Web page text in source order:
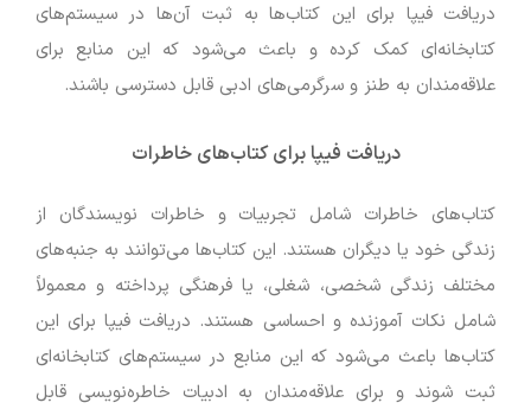
دریافت فیپا برای این کتاب‌ها به ثبت آن‌ها در سیستم‌های
کتابخانه‌ای کمک کرده و باعث می‌شود که این منابع برای
علاقه‌مندان به طنز و سرگرمی‌های ادبی قابل دسترسی باشند.
دریافت فیپا برای کتاب‌های خاطرات
کتاب‌های خاطرات شامل تجربیات و خاطرات نویسندگان از
زندگی خود یا دیگران هستند. این کتاب‌ها می‌توانند به جنبه‌های
مختلف زندگی شخصی، شغلی، یا فرهنگی پرداخته و معمولاً
شامل نکات آموزنده و احساسی هستند. دریافت فیپا برای این
کتاب‌ها باعث می‌شود که این منابع در سیستم‌های کتابخانه‌ای
ثبت شوند و برای علاقه‌مندان به ادبیات خاطره‌نویسی قابل